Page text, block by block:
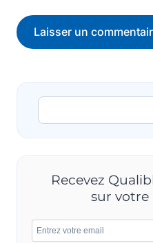
Rechercher
Recevez
sur